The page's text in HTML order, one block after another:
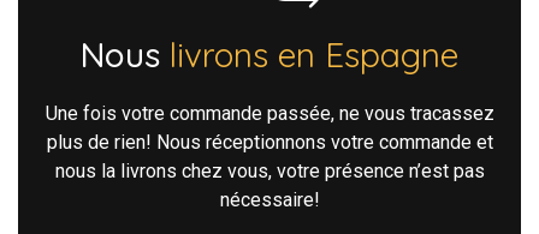
Nous livrons en Espagne
Une fois votre commande passée, ne vous tracassez
plus de rien! Nous réceptionnons votre commande et
nous la livrons chez vous, votre présence n’est pas
nécessaire!